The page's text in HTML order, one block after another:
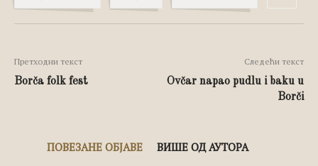
Претходни текст
Borča folk fest
Следећи текст
Ovčar napao pudlu i baku u
Borči
ПОВЕЗАНЕ ОБЈАВЕ ВИШЕ ОД АУТОРА